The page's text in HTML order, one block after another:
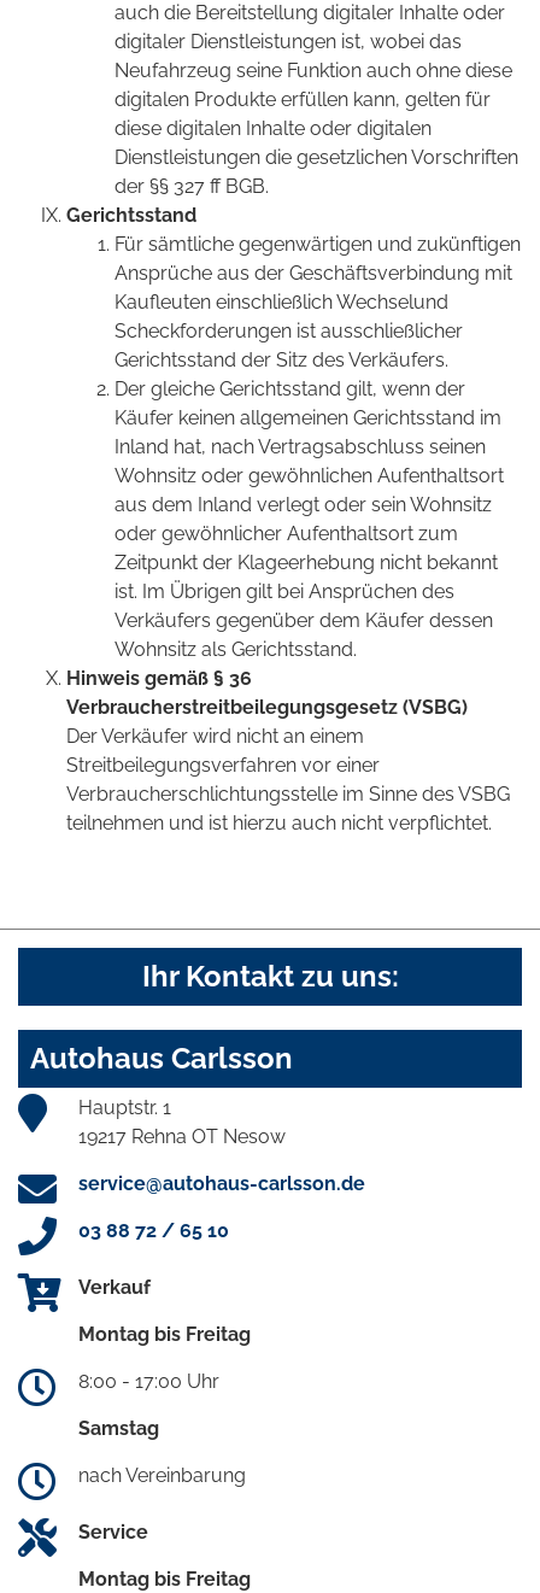
auch die Bereitstellung digitaler Inhalte oder
digitaler Dienstleistungen ist, wobei das
Neufahrzeug seine Funktion auch ohne diese
digitalen Produkte erfüllen kann, gelten für
diese digitalen Inhalte oder digitalen
Dienstleistungen die gesetzlichen Vorschriften
der §§ 327 ff BGB.
Gerichtsstand
Für sämtliche gegenwärtigen und zukünftigen
Ansprüche aus der Geschäftsverbindung mit
Kaufleuten einschließlich Wechselund
Scheckforderungen ist ausschließlicher
Gerichtsstand der Sitz des Verkäufers.
Der gleiche Gerichtsstand gilt, wenn der
Käufer keinen allgemeinen Gerichtsstand im
Inland hat, nach Vertragsabschluss seinen
Wohnsitz oder gewöhnlichen Aufenthaltsort
aus dem Inland verlegt oder sein Wohnsitz
oder gewöhnlicher Aufenthaltsort zum
Zeitpunkt der Klageerhebung nicht bekannt
ist. Im Übrigen gilt bei Ansprüchen des
Verkäufers gegenüber dem Käufer dessen
Wohnsitz als Gerichtsstand.
Hinweis gemäß § 36
Verbraucherstreitbeilegungsgesetz (VSBG)
Der Verkäufer wird nicht an einem
Streitbeilegungsverfahren vor einer
Verbraucherschlichtungsstelle im Sinne des VSBG
teilnehmen und ist hierzu auch nicht verpflichtet.
Ihr Kontakt zu uns:
Autohaus Carlsson
Hauptstr. 1
19217 Rehna OT Nesow
service@autohaus-carlsson.de
03 88 72 / 65 10
Verkauf
Montag bis Freitag
8:00 - 17:00 Uhr
Samstag
nach Vereinbarung
Service
Montag bis Freitag